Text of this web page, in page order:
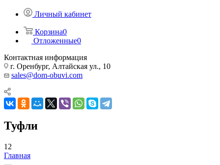
Личный кабинет
Корзина0
Отложенные0
Контактная информация
г. Оренбург, Алтайская ул., 10
sales@dom-obuvi.com
Туфли
12
Главная